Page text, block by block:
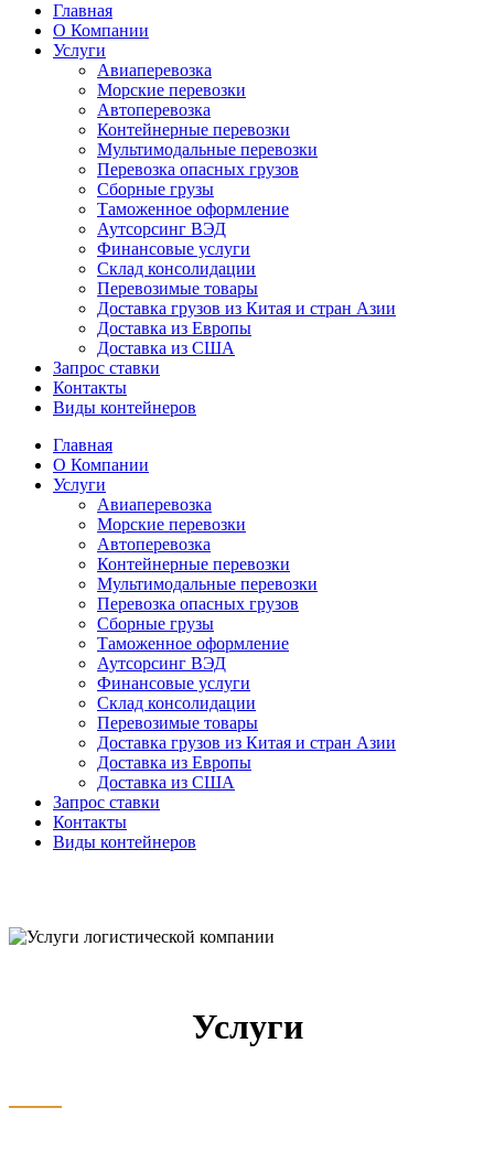
Главная
О Компании
Услуги
Авиаперевозка
Морские перевозки
Автоперевозка
Контейнерные перевозки
Мультимодальные перевозки
Перевозка опасных грузов
Сборные грузы
Таможенное оформление
Аутсорсинг ВЭД
Финансовые услуги
Склад консолидации
Перевозимые товары
Доставка грузов из Китая и стран Азии
Доставка из Европы
Доставка из США
Запрос ставки
Контакты
Виды контейнеров
Главная
О Компании
Услуги
Авиаперевозка
Морские перевозки
Автоперевозка
Контейнерные перевозки
Мультимодальные перевозки
Перевозка опасных грузов
Сборные грузы
Таможенное оформление
Аутсорсинг ВЭД
Финансовые услуги
Склад консолидации
Перевозимые товары
Доставка грузов из Китая и стран Азии
Доставка из Европы
Доставка из США
Запрос ставки
Контакты
Виды контейнеров
Услуги